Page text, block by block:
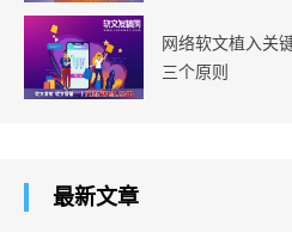
网络软文植入关
三个原则
最新文章